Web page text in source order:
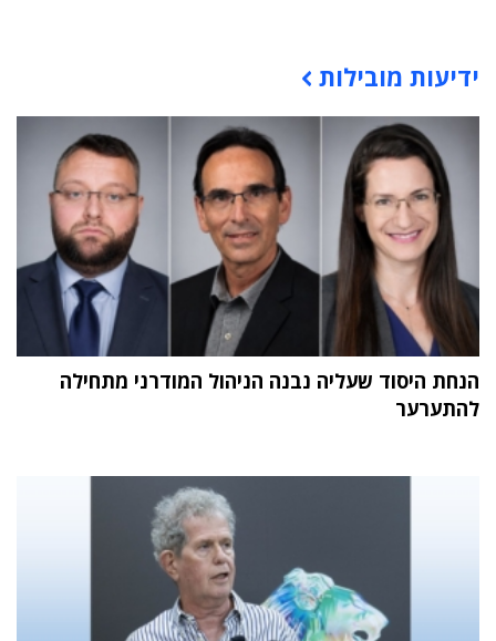
ידיעות מובילות
הנחת היסוד שעליה נבנה הניהול המודרני מתחילה
להתערער